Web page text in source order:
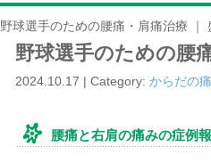
野球選手のための腰痛・肩痛治療 ｜
野球選手のための腰
2024.10.17 | Category: からだの
腰痛と右肩の痛みの症例